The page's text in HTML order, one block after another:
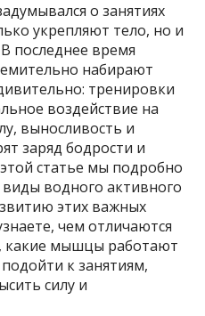
о занятиях
укрепляют тело, но и
последнее время
набирают
тренировки
воздействие на
выносливость и
заряд бодрости и
статье мы подробно
водного активного
этих важных
чем отличаются
какие мышцы работают
к занятиям,
силу и